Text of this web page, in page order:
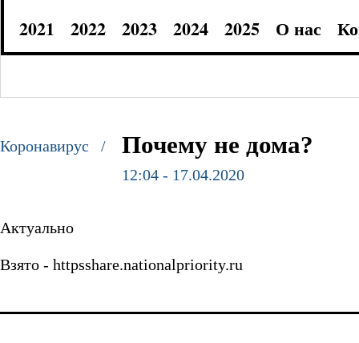
2021
2022 2023 2024 2025 О нас
Коронавирус / Почему не дома?
12:04 - 17.04.2020
Актуально
Взято - httpsshare.nationalpriority.ru